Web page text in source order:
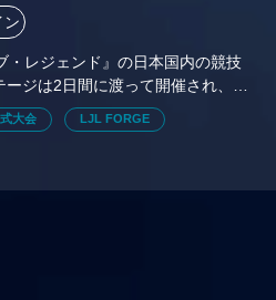
ン
・レジェンド』の日本国内の競技
ジは2日間に渡って開催され、上
大会 LJL FORGE